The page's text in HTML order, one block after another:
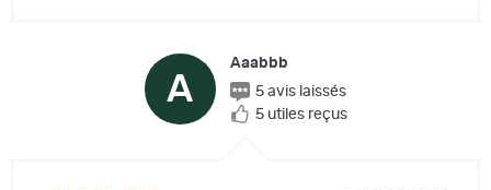
A
Aaabbb
5 avis laissés
5 utiles reçus